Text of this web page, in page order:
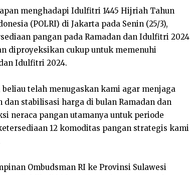
menghadapi Idulfitri 1445 Hijriah Tahun
(POLRI) di Jakarta pada Senin (25/3),
pangan pada Ramadan dan Idulfitri 2024
diproyeksikan cukup untuk memenuhi
Idulfitri 2024.
telah menugaskan kami agar menjaga
stabilisasi harga di bulan Ramadan dan
neraca pangan utamanya untuk periode
12 komoditas pangan strategis kami
Ombudsman RI ke Provinsi Sulawesi